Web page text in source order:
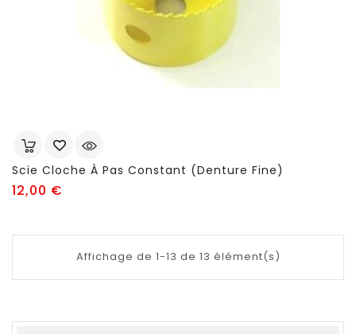
Scie Cloche À Pas Constant (denture Fine)
12,00 €
Affichage de 1-13 de 13 élément(s)